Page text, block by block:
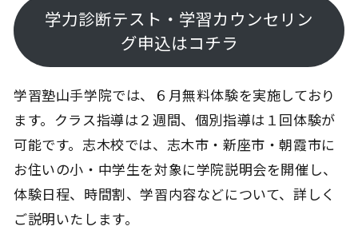
学力診断テスト・学習カウンセリン
グ申込はコチラ
学習塾山手学院では、６月無料体験を実施しており
ます。クラス指導は２週間、個別指導は１回体験が
可能です。志木校では、志木市・新座市・朝霞市に
お住いの小・中学生を対象に学院説明会を開催し、
体験日程、時間割、学習内容などについて、詳しく
ご説明いたします。